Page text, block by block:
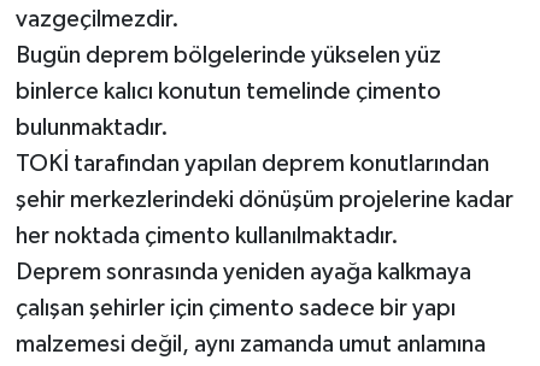
vazgeçilmezdir.
Bugün deprem bölgelerinde yükselen yüz
binlerce kalıcı konutun temelinde çimento
bulunmaktadır.
TOKİ tarafından yapılan deprem konutlarından
şehir merkezlerindeki dönüşüm projelerine kadar
her noktada çimento kullanılmaktadır.
Deprem sonrasında yeniden ayağa kalkmaya
çalışan şehirler için çimento sadece bir yapı
malzemesi değil, aynı zamanda umut anlamına